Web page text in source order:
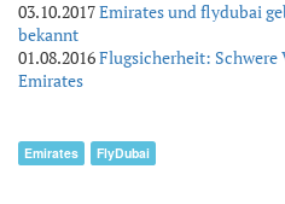
03.10.2017Emirates und flydubai
bekannt
01.08.2016Flugsicherheit: Schwere
Emirates
Emirates FlyDubai